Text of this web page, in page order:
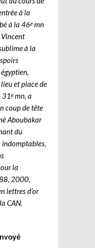
à la
à la 46e mn
à la
et place de
31e mn, a
coup de tête
Aboubakar
du
indomptables,
la
2000,
lettres d’or
CAN.